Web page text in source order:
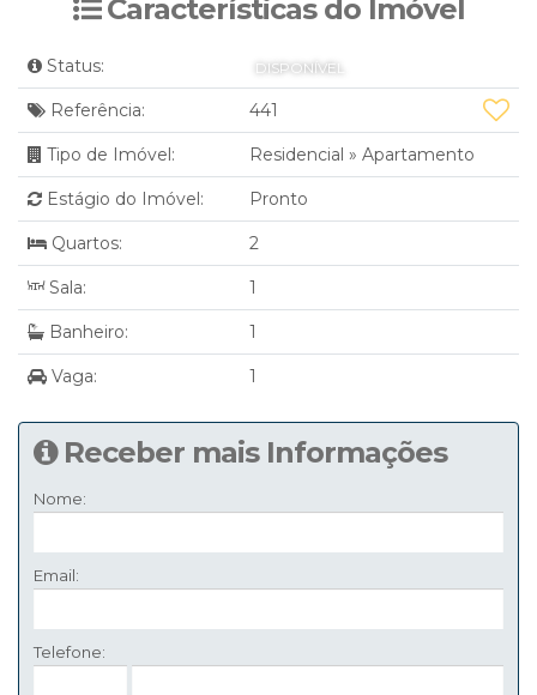
Características do Imóvel
Status: DISPONÍVEL
Referência: 441
Tipo de Imóvel: Residencial » Apartamento
Estágio do Imóvel: Pronto
Quartos: 2
Sala: 1
Banheiro: 1
Vaga: 1
Receber mais Informações
Nome:
Email:
Telefone: